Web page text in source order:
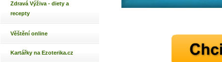
Zdravá Výživa - diety a
recepty
Věštění online
Kartářky na Ezoterika.cz